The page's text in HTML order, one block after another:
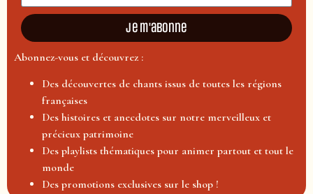
Je m'abonne
Abonnez-vous et découvrez :
Des découvertes de chants issus de toutes les régions
françaises
Des histoires et anecdotes sur notre merveilleux et
précieux patrimoine
Des playlists thématiques pour animer partout et tout le
monde
Des promotions exclusives sur le shop !